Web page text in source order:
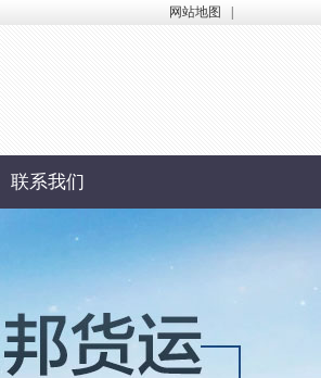
网站地图
联系我们